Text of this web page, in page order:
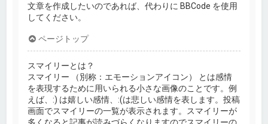
文章を作成したいのであれば、代わりに BBCode を使用
してください。
ページトップ
スマイリーとは？
スマイリー （別称：エモーションアイコン） とは感情
を表現するために用いられる小さな画像のことです。例
えば、:) は嬉しい感情、:(は悲しい感情を表します。投稿
画面でスマイリーの一覧が表示されます。スマイリーが